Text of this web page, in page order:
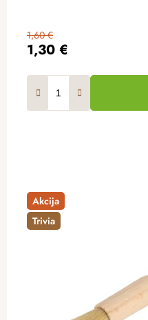
1,30 €
1,60 €
Akcija
Trivia